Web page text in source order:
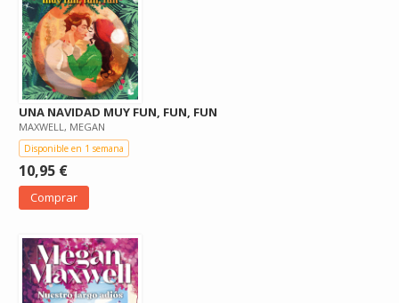
UNA NAVIDAD MUY FUN, FUN, FUN
MAXWELL, MEGAN
Disponible en 1 semana
10,95 €
Comprar